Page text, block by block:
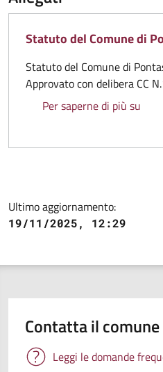
Statuto del Comune di
Statuto del Comune di
Approvato con delibera CC
Per saperne di più su
Ultimo aggiornamento:
19/11/2025, 12:29
Contatta il comune
Leggi le domande